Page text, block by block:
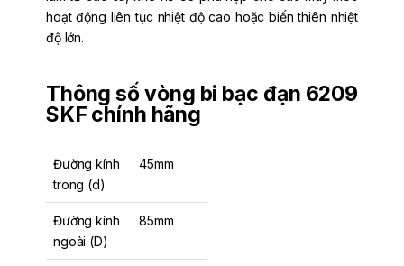
hoạt động liên tục nhiệt độ cao hoặc biến thiên nhiệt
độ lớn.
Thông số vòng bi bạc đạn 6209
SKF chính hãng
Đường kính
trong (d)
45mm
Đường kính
ngoài (D)
85mm